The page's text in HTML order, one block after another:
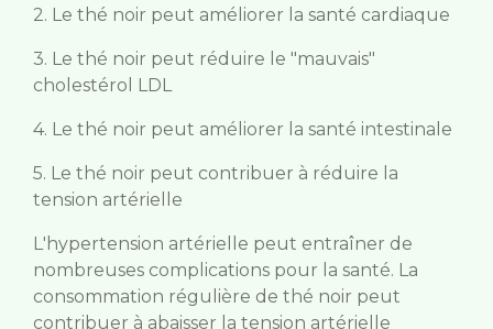
2. Le thé noir peut améliorer la santé cardiaque
3. Le thé noir peut réduire le "mauvais"
cholestérol LDL
4. Le thé noir peut améliorer la santé intestinale
5. Le thé noir peut contribuer à réduire la
tension artérielle
L'hypertension artérielle peut entraîner de
nombreuses complications pour la santé. La
consommation régulière de thé noir peut
contribuer à abaisser la tension artérielle